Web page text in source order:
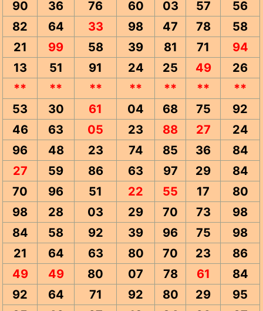
90
36 76 60 03 57
56
82
64 33 98 47 78
58
21
99 58 39 81 71
94
13
51 91 24 25 49
26
**
** ** ** ** **
**
53
30 61 04 68 75
92
46
63 05 23 88 27
24
96
48 23 74 85 36
84
27
59 86 63 97 29
84
70
96 51 22 55 17
80
98
28 03 29 70 73
98
84
58 92 39 96 75
98
21
64 63 80 70 23
86
49
49 80 07 78 61
84
92
64 71 92 80 29
95